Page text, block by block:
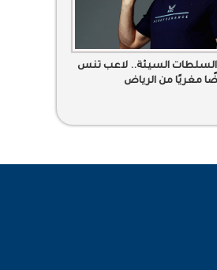
السيئة.. لاعب تنس
مغريًا من الرياض